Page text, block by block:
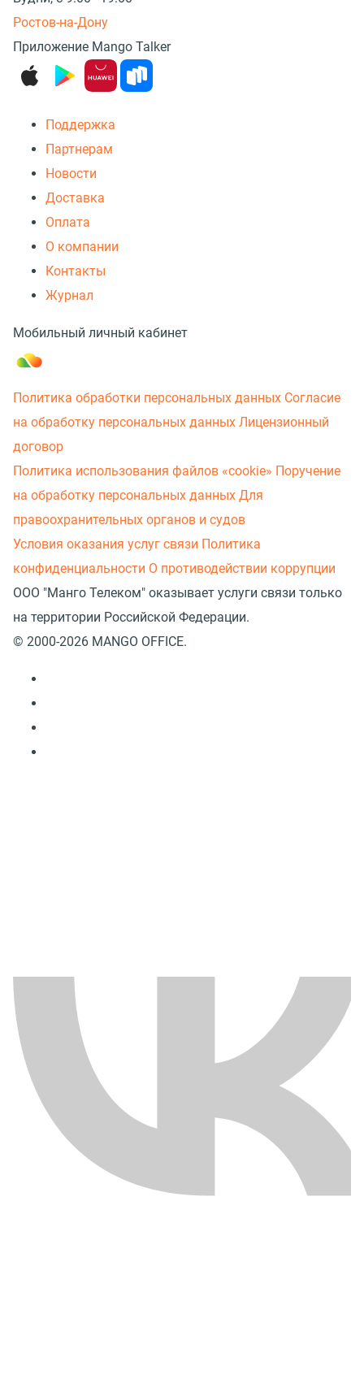
Ростов-на-Дону
Приложение Mango Talker
Поддержка
Партнерам
Новости
Доставка
Оплата
О компании
Контакты
Журнал
Мобильный личный кабинет
Политика обработки персональных данных Согласие
на обработку персональных данных Лицензионный
договор
Политика использования файлов «cookie» Поручение
на обработку персональных данных Для
правоохранительных органов и судов
Условия оказания услуг связи Политика
конфиденциальности О противодействии коррупции
ООО "Манго Телеком" оказывает услуги связи только
на территории Российской Федерации.
© 2000-2026 MANGO OFFICE.